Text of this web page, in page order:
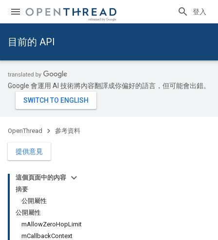
登入
目前的 API
Google 會運用 AI 技術將內容翻譯成你偏好的語言，但可能會出錯。
OpenThread 參考資料
提供意見
這個頁面中的內容
摘要
公開屬性
公開屬性
mAllowZeroHopLimit
mCallbackContext